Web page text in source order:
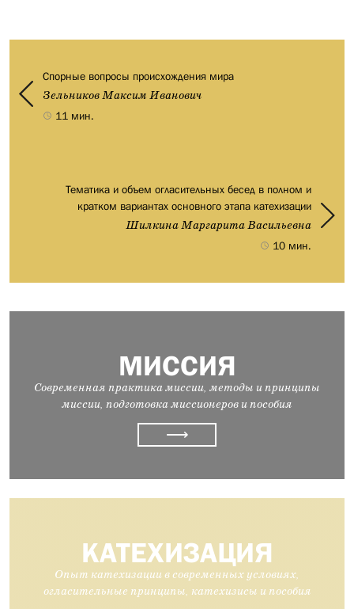
Спорные вопросы происхождения мира
Зельников Максим Иванович
11 мин.
Тематика и объем огласительных бесед в полном и
кратком вариантах основного этапа катехизации
Шилкина Маргарита Васильевна
10 мин.
МИССИЯ
Современная практика миссии, методы и принципы
миссии, подготовка миссионеров и пособия
⟶
КАТЕХИЗАЦИЯ
Опыт катехизации в современных условиях,
огласительные принципы, катехизисы и пособия